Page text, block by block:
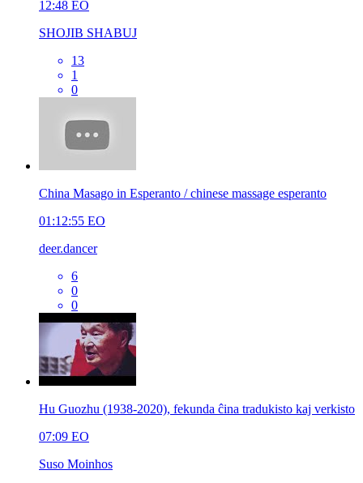
12:48 EO
SHOJIB SHABUJ
13
1
0
China Masago in Esperanto / chinese massage esperanto
01:12:55 EO
deer.dancer
6
0
0
Hu Guozhu (1938-2020), fekunda ĉina tradukisto kaj verkisto
07:09 EO
Suso Moinhos